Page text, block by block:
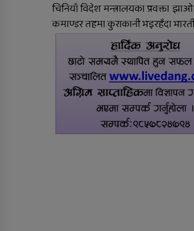
रुकुम पश्चिममा
मोटरसाइकल
जनाको मृत्यु
दंगीशरणमा आर्थिक
२०८२/८३ को वार्षिक
कार्यक्रम सम्पन्न
चिनियाँ विदेश मन्त्रालयका प्रवक्ता
कमाण्डर तहमा कुराकानी भइरहँदा